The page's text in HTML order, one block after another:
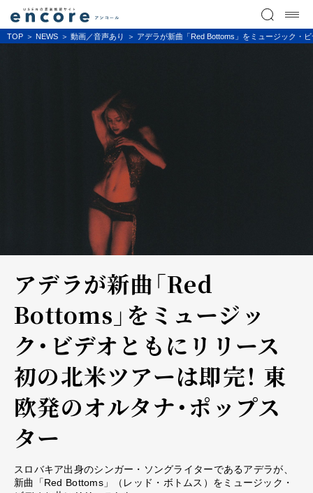
TOP NEWS 動画／音声あり アデラが新曲「Red Bottoms」をミュージック・
アデラが新曲「Red
Bottoms」をミュージッ
ク・ビデオともにリリース
初の北米ツアーは即完！ 東
欧発のオルタナ・ポップス
ター
スロバキア出身のシンガー・ソングライターであるアデラが、
新曲「Red Bottoms」（レッド・ボトムス）をミュージック・